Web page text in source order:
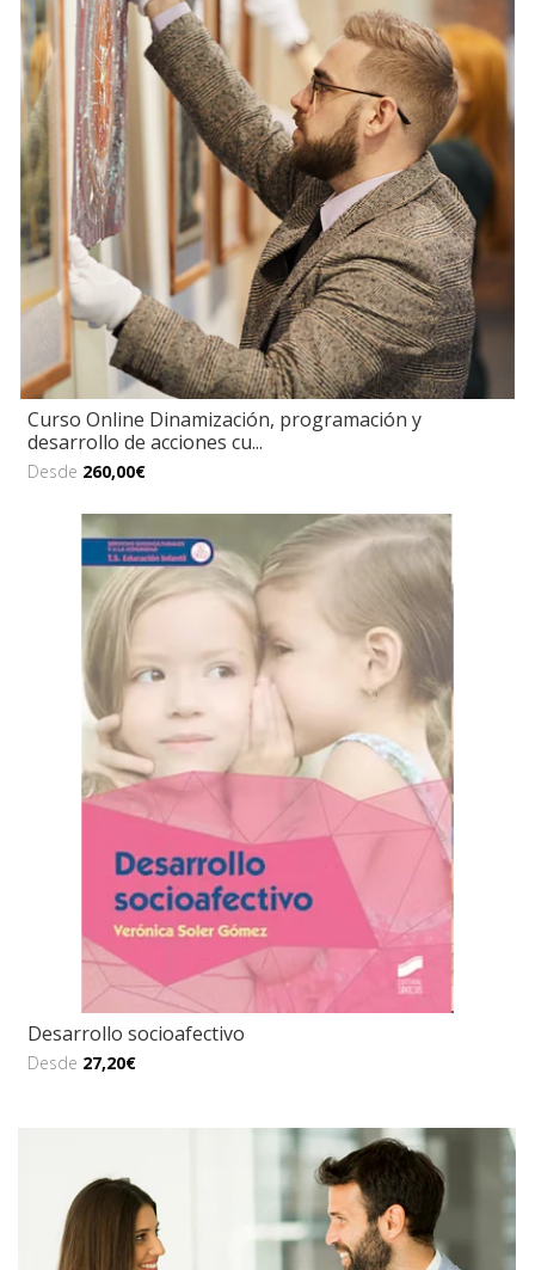
Curso Online Dinamización, programación y
desarrollo de acciones cu...
Desde 260,00€
Desarrollo socioafectivo
Desde 27,20€